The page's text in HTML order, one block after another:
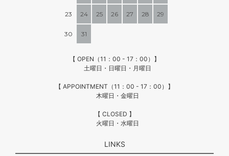
23 24 25 26 27 28 29
30 31
【 OPEN（11：00 - 17：00）】
土曜日・日曜日・月曜日
【 APPOINTMENT（11：00 - 17：00）】
木曜日・金曜日
【 CLOSED 】
火曜日・水曜日
LINKS